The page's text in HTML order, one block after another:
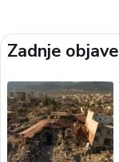
Zadnje objave